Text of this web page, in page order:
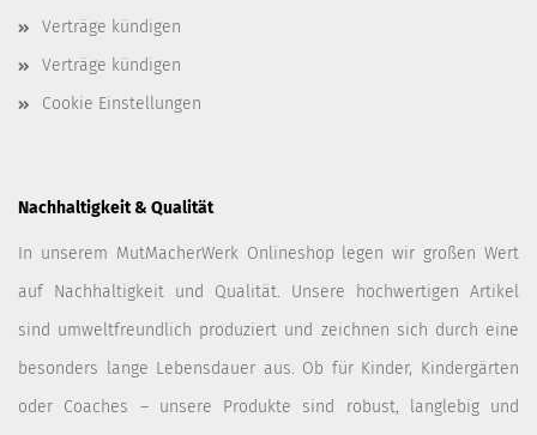
Verträge kündigen
Verträge kündigen
Cookie Einstellungen
Nachhaltigkeit & Qualität
In unserem MutMacherWerk Onlineshop legen wir großen Wert
auf Nachhaltigkeit und Qualität. Unsere hochwertigen Artikel
sind umweltfreundlich produziert und zeichnen sich durch eine
besonders lange Lebensdauer aus. Ob für Kinder, Kindergärten
oder Coaches – unsere Produkte sind robust, langlebig und